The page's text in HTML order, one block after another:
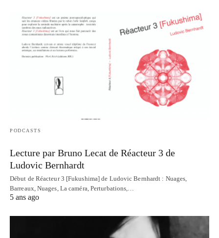
PODCASTS
Lecture par Bruno Lecat de Réacteur 3 de
Ludovic Bernhardt
Début de Réacteur 3 [Fukushima] de Ludovic Bernhardt : Nuages,
Barreaux, Nuages, La caméra, Perturbations,…
5 ans ago